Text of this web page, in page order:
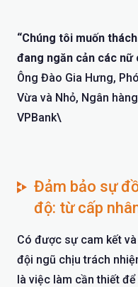
“Chúng tôi muốn
đang ngăn cản các nữ
Ông Đào Gia Hưng,
Vừa và Nhỏ, Ngân
VPBank\
Đảm bảo sự
độ: từ cấp
Có được sự cam kết
đội ngũ chịu trách
là việc làm cần thiết